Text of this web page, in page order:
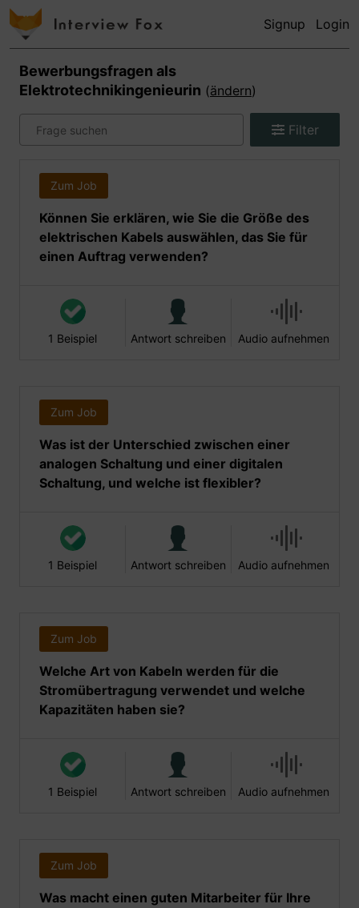
Signup Login
Bewerbungsfragen als
Elektrotechnikingenieurin (ändern)
Filter
Zum Job
Können Sie erklären, wie Sie die Größe des
elektrischen Kabels auswählen, das Sie für
einen Auftrag verwenden?
1 Beispiel Antwort schreiben Audio aufnehmen
Zum Job
Was ist der Unterschied zwischen einer
analogen Schaltung und einer digitalen
Schaltung, und welche ist flexibler?
1 Beispiel Antwort schreiben Audio aufnehmen
Zum Job
Welche Art von Kabeln werden für die
Stromübertragung verwendet und welche
Kapazitäten haben sie?
1 Beispiel Antwort schreiben Audio aufnehmen
Zum Job
Was macht einen guten Mitarbeiter für Ihre